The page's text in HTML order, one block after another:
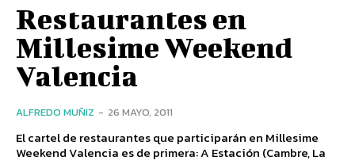
Restaurantes en
Millesime Weekend
Valencia
ALFREDO MUÑIZ - 26 MAYO, 2011
El cartel de restaurantes que participarán en Millesime
Weekend Valencia es de primera: A Estación (Cambre, La